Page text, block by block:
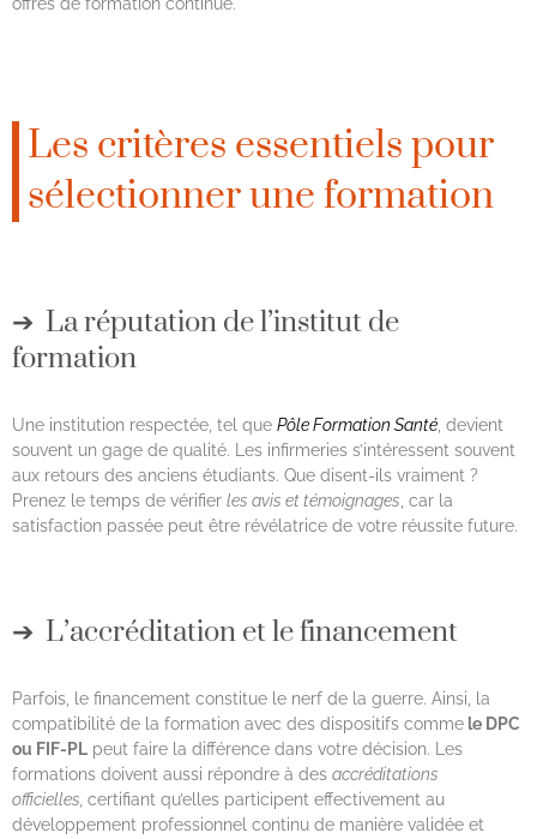
Les critères essentiels pour
sélectionner une formation
La réputation de l’institut de
formation
Une institution respectée, tel que Pôle Formation Santé , devient
souvent un gage de qualité. Les infirmeries s’intéressent souvent
aux retours des anciens étudiants. Que disent-ils vraiment ?
Prenez le temps de vérifier les avis et témoignages , car la
satisfaction passée peut être révélatrice de votre réussite future.
L’accréditation et le financement
Parfois, le financement constitue le nerf de la guerre. Ainsi, la
compatibilité de la formation avec des dispositifs comme le DPC
ou FIF-PL peut faire la différence dans votre décision. Les
formations doivent aussi répondre à des accréditations
officielles, certifiant qu’elles participent effectivement au
développement professionnel continu de manière validée et